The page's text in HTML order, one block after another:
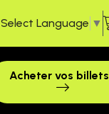
Select Language ▼
Acheter vos billets